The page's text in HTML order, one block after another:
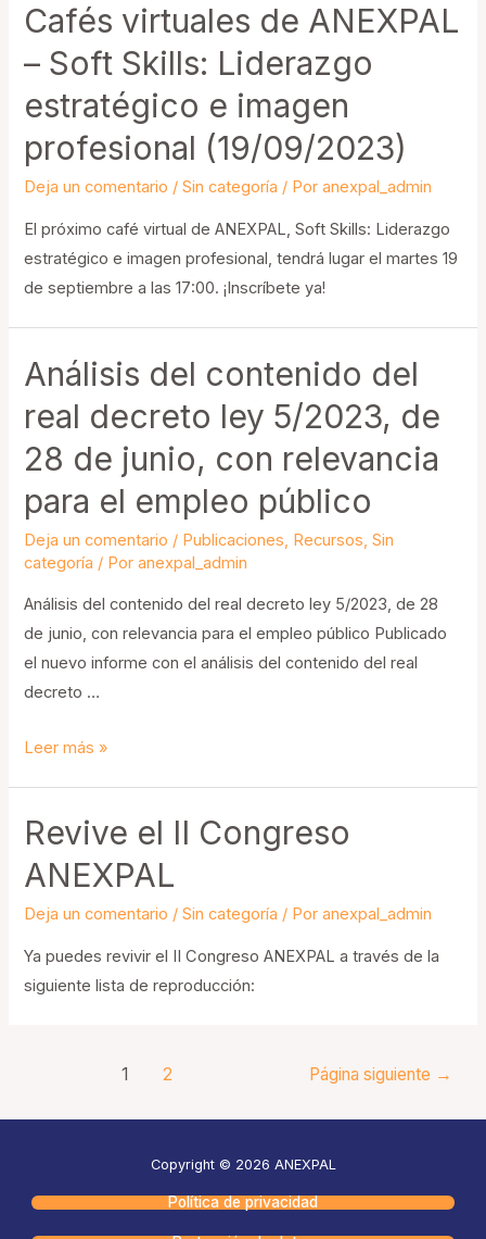
Negociación
Colectiva
las
Entidades
Locales
Cafés virtuales de ANEXPAL
– Soft Skills: Liderazgo
estratégico e imagen
profesional (19/09/2023)
Deja un comentario /Sin categoría / Poranexpal_admin
El próximo café virtual de ANEXPAL, Soft Skills: Liderazgo
estratégico e imagen profesional, tendrá lugar el martes 19
de septiembre a las 17:00. ¡Inscríbete ya!
Análisis del contenido del
real decreto ley 5/2023, de
28 de junio, con relevancia
para el empleo público
Deja un comentario / Publicaciones, Recursos,Sin
categoría / Poranexpal_admin
Análisis del contenido del real decreto ley 5/2023, de 28
de junio, con relevancia para el empleo público Publicado
el nuevo informe con el análisis del contenido del real
decreto …
Análisis
del
real
decreto
ley
5/2023,
de
empleo
Leer más »
Revive el II Congreso
ANEXPAL
Deja un comentario /Sin categoría / Poranexpal_admin
Ya puedes revivir el II Congreso ANEXPAL a través de la
siguiente lista de reproducción:
1 2 Página siguiente →
Copyright © 2026 ANEXPAL
Política de privacidad